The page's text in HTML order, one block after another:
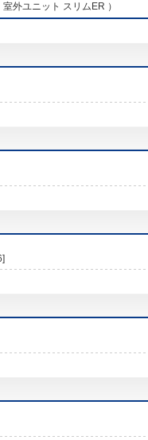
室外ユニット スリムER ）